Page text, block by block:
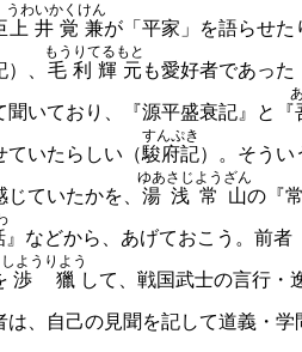
上井覚兼
うわいかくけん
が「平家」を語らせ
、 毛利輝元
もうりてるもと
も愛好者であった
聞いており、『源平盛衰記』と『
ていたらしい（駿府記
すんぷき
）。そうい
ていたかを、 湯浅常山
ゆあさじようざん
の『
』などから、あげておこう。前
渉獵
しようりよう
して、戦国武士の言行・
、自己の見聞を記して道義・学